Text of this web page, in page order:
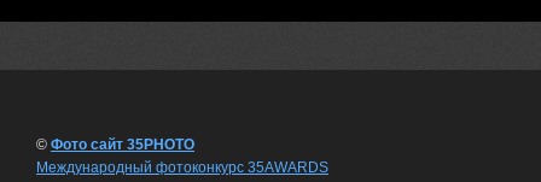
© Фото сайт 35PHOTO
Международный фотоконкурс 35AWARDS